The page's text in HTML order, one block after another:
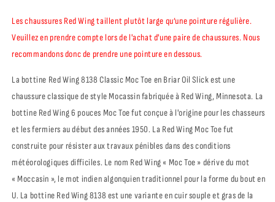
Les chaussures Red Wing taillent plutôt large qu’une pointure régulière.
Veuillez en prendre compte lors de l'achat d'une paire de chaussures. Nous
recommandons donc de prendre une pointure en dessous.
La bottine Red Wing 8138 Classic Moc Toe en Briar Oil Slick est une
chaussure classique de style Mocassin fabriquée à Red Wing, Minnesota. La
bottine Red Wing 6 pouces Moc Toe fut conçue à l'origine pour les chasseurs
et les fermiers au début des années 1950. La Red Wing Moc Toe fut
construite pour résister aux travaux pénibles dans des conditions
météorologiques difficiles. Le nom Red Wing « Moc Toe » dérive du mot
« Moccasin », le mot indien algonquien traditionnel pour la forme du bout en
U. La bottine Red Wing 8138 est une variante en cuir souple et gras de la